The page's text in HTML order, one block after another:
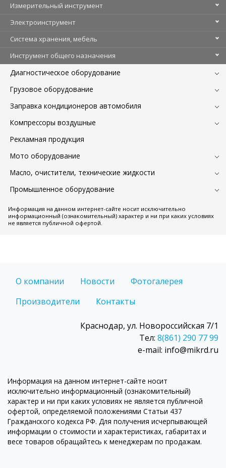
Измерительный инструмент
Электроинструмент
Система хранения, мебель
Инструмент общего назначения
Диагностическое оборудование
Грузовое оборудование
Заправка кондиционеров автомобиля
Компрессоры воздушные
Рекламная продукция
Мото оборудование
Масло, очистители, технические жидкости
Промышленное оборудование
Информация на данном интернет-сайте носит исключительно
информационный (ознакомительный) характер и ни при каких условиях
не является публичной офертой.
О компании Новости
Фотогалерея
Производители
Контакты
Краснодар, ул. Новороссийская 7/1
Тел: 8(861) 290 77 99
e-mail: info@mikrd.ru
Информация на данном интернет-сайте носит
исключительно информационный (ознакомительный)
характер и ни при каких условиях не является публичной
офертой, определяемой положениями Статьи 437
Гражданского кодекса РФ. Для получения исчерпывающей
информации о стоимости и характеристиках, габаритах и
весе товаров обращайтесь к менеджерам по продажам.